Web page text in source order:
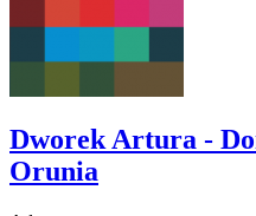
Dworek Artura -
Orunia